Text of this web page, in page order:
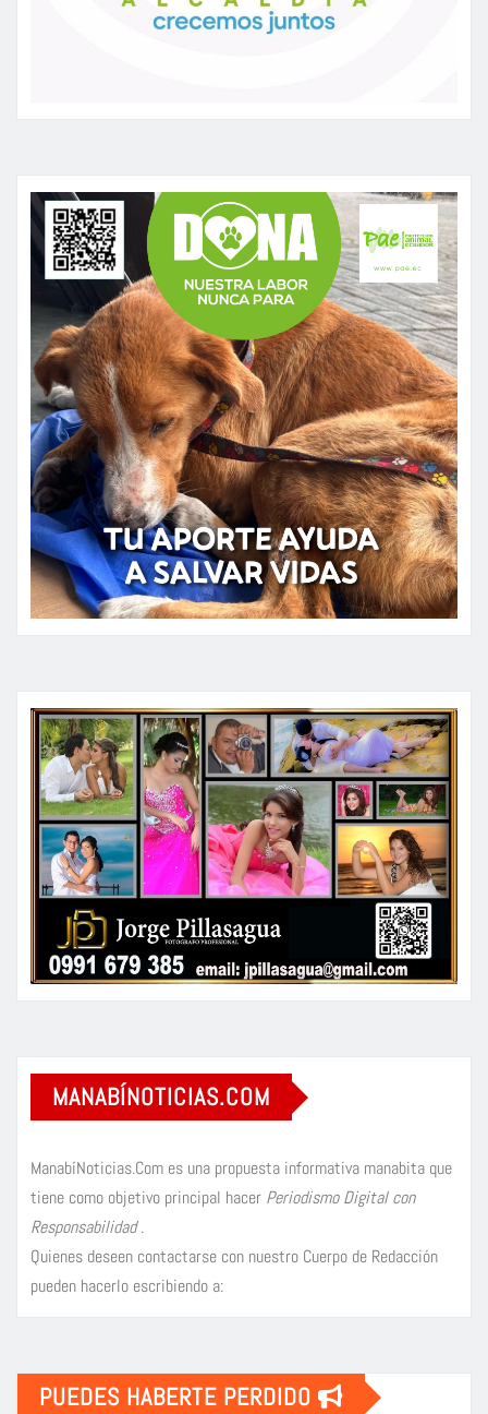
MANABÍNOTICIAS.COM
ManabíNoticias.Com es una propuesta informativa manabita que
tiene como objetivo principal hacer Periodismo Digital con
Responsabilidad.
Quienes deseen contactarse con nuestro Cuerpo de Redacción
pueden hacerlo escribiendo a:
PUEDES HABERTE PERDIDO